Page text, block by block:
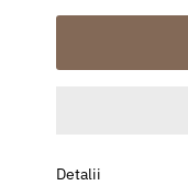
Detalii